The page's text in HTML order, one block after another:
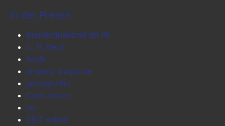
In der Presse
Bundesfinanzhof (BFH)
C. H. Beck
haufe
property magazine
sprengnetter
Cash online
ntv
ZEIT online